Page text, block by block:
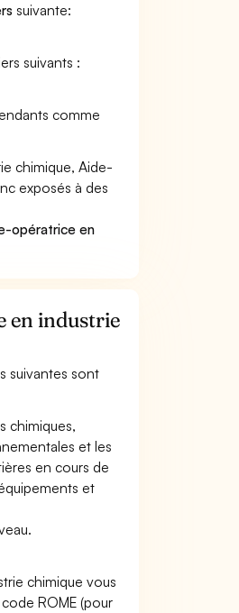
suivante:
suivants :
comme
chimique, Aide-
exposés à des
opératrice en
en industrie
suivantes sont
chimiques,
et les
en cours de
et
chimique vous
code ROME (pour